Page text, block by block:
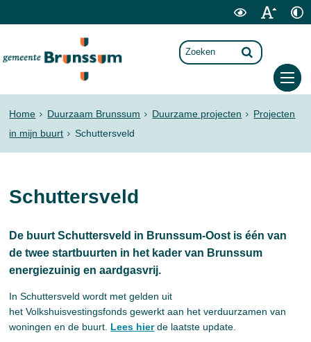
Home Duurzaam Brunssum Duurzame projecten
Projecten
in mijn buurt
Schuttersveld
Schuttersveld
De buurt Schuttersveld in Brunssum-Oost is één van
de twee startbuurten in het kader van Brunssum
energiezuinig en aardgasvrij.
In Schuttersveld wordt met gelden uit
het Volkshuisvestingsfonds gewerkt aan het verduurzamen van
woningen en de buurt. Lees hierde laatste update.